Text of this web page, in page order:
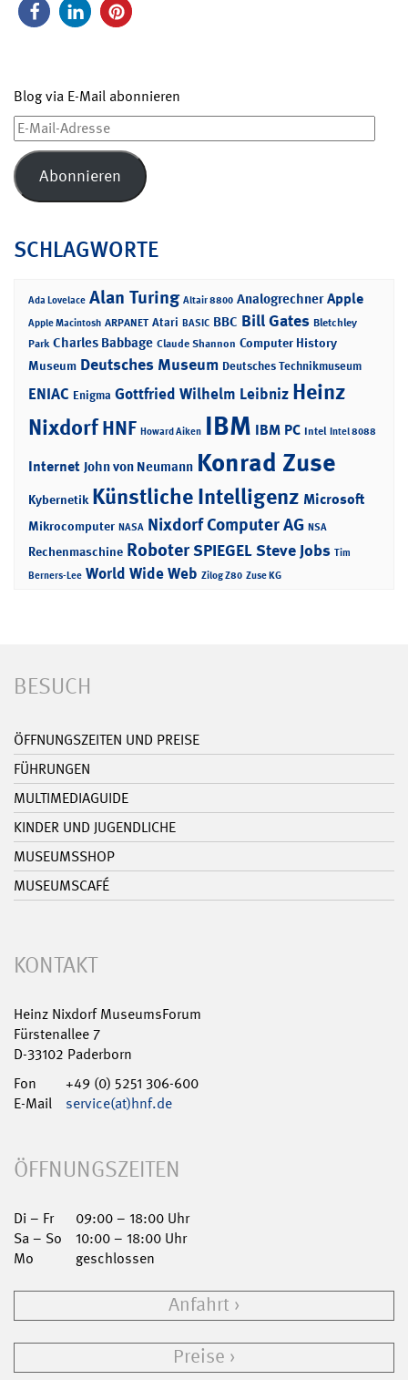
Blog via E-Mail abonnieren
E-
Mail-
Adresse
Abonnieren
SCHLAGWORTE
Ada Lovelace Alan Turing Altair 8800 Analogrechner Apple
Apple Macintosh ARPANET Atari BASIC BBC Bill Gates Bletchley
Park Charles Babbage Claude Shannon Computer History
Museum Deutsches Museum Deutsches Technikmuseum
ENIAC Enigma Gottfried Wilhelm Leibniz Heinz
NixdorfHNF Howard Aiken IBM IBM PC Intel Intel 8088
Internet John von Neumann Konrad Zuse
Kybernetik Künstliche Intelligenz Microsoft
Mikrocomputer NASA Nixdorf Computer AG NSA
Rechenmaschine RoboterSPIEGELSteve Jobs Tim
Berners-Lee World Wide Web Zilog Z80 Zuse KG
BESUCH
ÖFFNUNGSZEITEN UND PREISE
FÜHRUNGEN
MULTIMEDIAGUIDE
KINDER UND JUGENDLICHE
MUSEUMSSHOP
MUSEUMSCAFÉ
KONTAKT
Heinz Nixdorf MuseumsForum
Fürstenallee 7
D-33102 Paderborn
Fon
+49 (0) 5251 306-600
E-Mail
service(at)hnf.de
ÖFFNUNGSZEITEN
Di – Fr
09:00 – 18:00 Uhr
Sa – So
10:00 – 18:00 Uhr
Mo
geschlossen
Anfahrt
Preise